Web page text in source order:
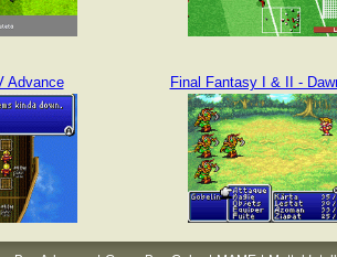
Advance Final Fantasy I & II -